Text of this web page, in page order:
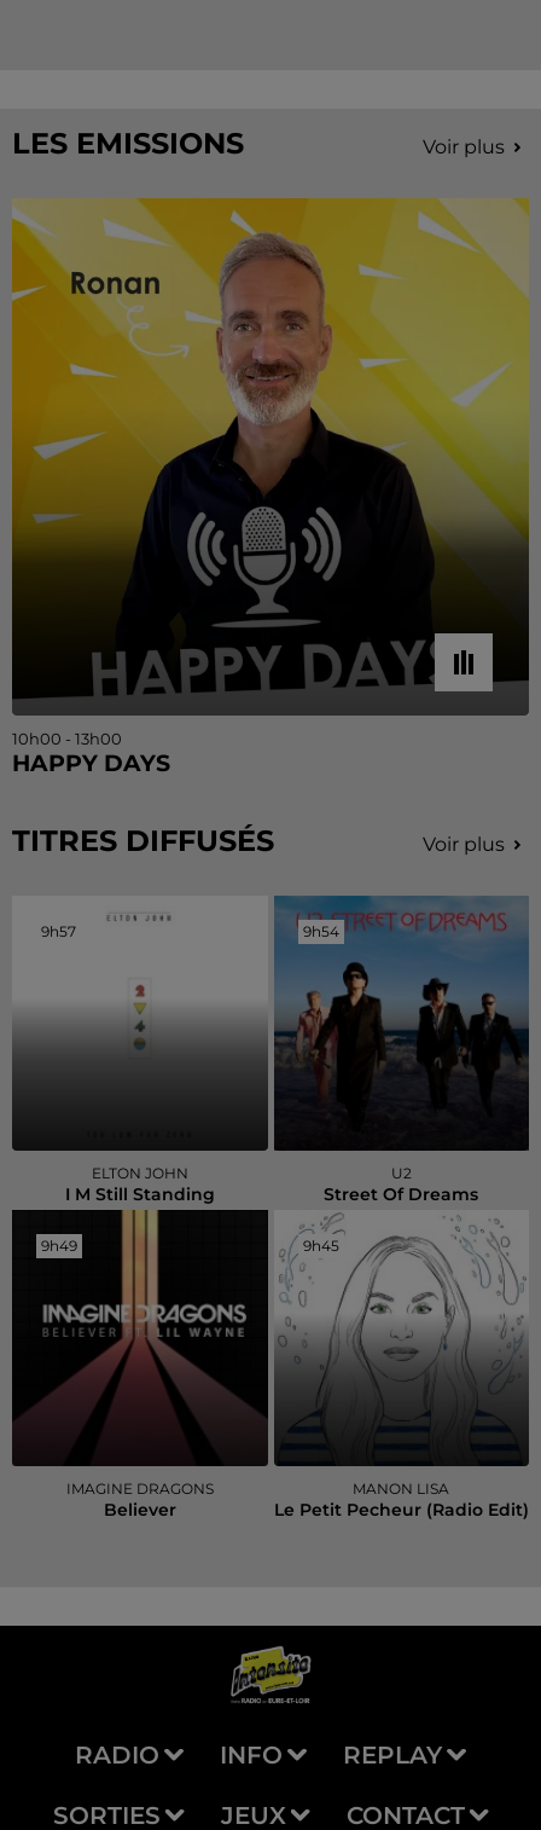
LES EMISSIONS Voir plus
10h00 - 13h00
HAPPY DAYS
TITRES DIFFUSÉS Voir plus
9h57
9h57
ELTON JOHN
I M Still Standing
9h54
9h54
U2
Street Of Dreams
9h49
9h49
IMAGINE DRAGONS
Believer
9h45
9h45
MANON LISA
Le Petit Pecheur (radio Edit)
RADIO INFO REPLAY
SORTIES JEUX CONTACT